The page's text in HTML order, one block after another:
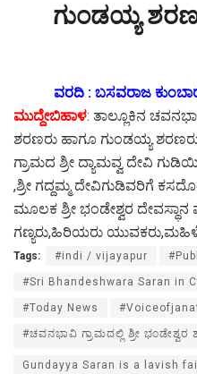
ಗುಂಡಯ್ಯ
ವರದಿ : ಬಸವರಾಜ
ಮುದ್ದೇಬಿಹಾಳ: ತಾಲ್ಲೂಕಿನ
ಶರಣರು ಹಾಗೂ ಗುಂಡಯ್ಯ
ಗ್ರಾಮದ ಶ್ರೀ ದ್ಯಾಮವ್ವ ದೇವಿ
,ಶ್ರೀ ಗದ್ದಮ್ಮ ದೇವಿಗುಡಿವರಿಗೆ
ಮೂಲಕ ಶ್ರೀ ಭಂಡೇಶ್ವರ
ಗಣ್ಯರು,ಹಿರಿಯರು
Tags: #indi / vijayapur
#Sri Bhandeshwara Saran in
#Today News
#ಚವನಭಾವಿ ಗ್ರಾಮದಲ್ಲಿ ಶ್ರೀ ಭಂಡೇಶ್ವರ
Gundayya Saran is a lavish